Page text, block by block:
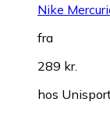
Nike
fra
289 kr.
hos